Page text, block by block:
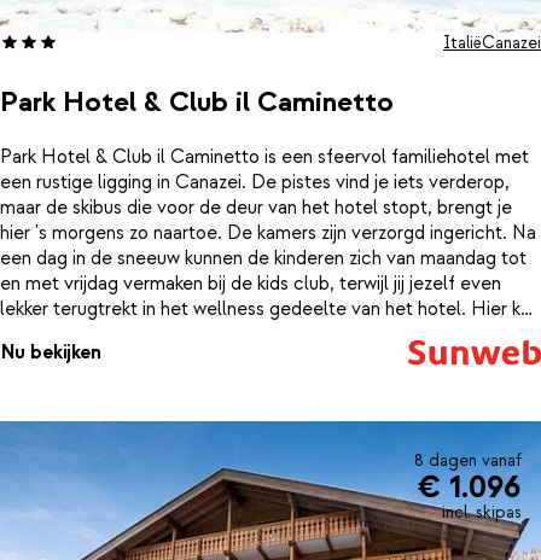
Park Hotel & Club il Caminetto
ItaliëCanazei
Park Hotel & Club il Caminetto is een sfeervol familiehotel met
een rustige ligging in Canazei. De pistes vind je iets verderop,
maar de skibus die voor de deur van het hotel stopt, brengt je
hier 's morgens zo naartoe. De kamers zijn verzorgd ingericht. Na
een dag in de sneeuw kunnen de kinderen zich van maandag tot
en met vrijdag vermaken bij de kids club, terwijl jij jezelf even
lekker terugtrekt in het wellness gedeelte van het hotel. Hier kun
je tegen een kleine vergoeding weer helemaal bijkomen in het
zwembad, de sauna, het Turks stoombad en de jacuzzi.
Nu bekijken
8 dagen vanaf
€ 1.096
incl. skipas